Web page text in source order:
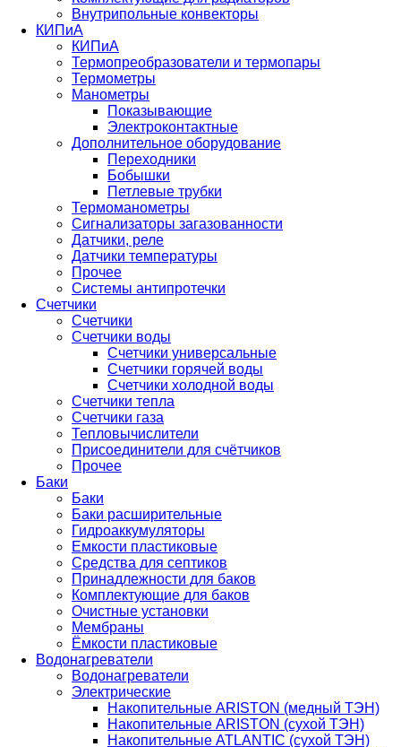
Внутрипольные конвекторы
КИПиА
КИПиА
Термопреобразователи и термопары
Термометры
Манометры
Показывающие
Электроконтактные
Дополнительное оборудование
Переходники
Бобышки
Петлевые трубки
Термоманометры
Сигнализаторы загазованности
Датчики, реле
Датчики температуры
Прочее
Системы антипротечки
Счетчики
Счетчики
Счетчики воды
Счетчики универсальные
Счетчики горячей воды
Счетчики холодной воды
Счетчики тепла
Счетчики газа
Тепловычислители
Присоединители для счётчиков
Прочее
Баки
Баки
Баки расширительные
Гидроаккумуляторы
Емкости пластиковые
Средства для септиков
Принадлежности для баков
Комплектующие для баков
Очистные установки
Мембраны
Ёмкости пластиковые
Водонагреватели
Водонагреватели
Электрические
Накопительные ARISTON (медный ТЭН)
Накопительные ARISTON (сухой ТЭН)
Накопительные ATLANTIC (сухой ТЭН)